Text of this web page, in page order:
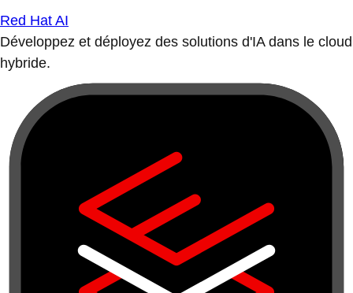
Red Hat AI
Développez et déployez des solutions d'IA dans le cloud
hybride.